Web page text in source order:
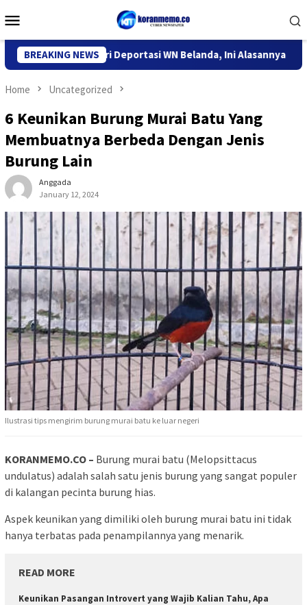
to
Menu
BREAKING NEWS
Kediri Deportasi WN Belanda, Ini Alasannya 9
Home Uncategorized
6 Keunikan Burung Murai Batu Yang
Membuatnya Berbeda Dengan Jenis
Burung Lain
Anggada
January 12, 2024
Ilustrasi tips mengirim burung murai batu ke luar negeri
KORANMEMO.CO – Burung murai batu (Melopsittacus
undulatus) adalah salah satu jenis burung yang sangat populer
di kalangan pecinta burung hias.
Aspek keunikan yang dimiliki oleh burung murai batu ini tidak
hanya terbatas pada penampilannya yang menarik.
READ MORE
Keunikan Pasangan Introvert yang Wajib Kalian Tahu, Apa